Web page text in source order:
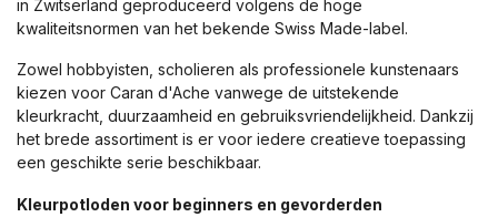
in Zwitserland geproduceerd volgens de hoge
kwaliteitsnormen van het bekende Swiss Made-label.
Zowel hobbyisten, scholieren als professionele kunstenaars
kiezen voor Caran d'Ache vanwege de uitstekende
kleurkracht, duurzaamheid en gebruiksvriendelijkheid. Dankzij
het brede assortiment is er voor iedere creatieve toepassing
een geschikte serie beschikbaar.
Kleurpotloden voor beginners en gevorderden